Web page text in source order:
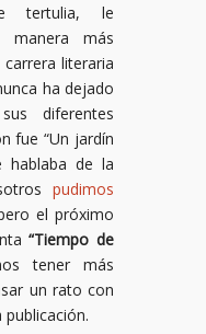
tertulia, le
manera más
literaria
ha dejado
diferentes
fue “Un jardín
hablaba de la
pudimos
el próximo
“Tiempo de
tener más
un rato con